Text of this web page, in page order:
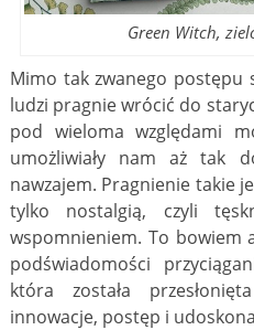
Green Witch,
Mimo tak zwanego postępu
ludzi pragnie wrócić do
pod wieloma względami
umożliwiały nam aż tak
nawzajem. Pragnienie takie
tylko nostalgią, czyli
wspomnieniem. To bowiem
podświadomości
która została
innowacje, postęp i